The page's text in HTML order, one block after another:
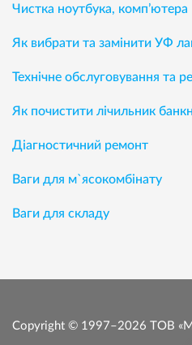
Чистка ноутбука, комп’ютера
Як вибрати та замінити УФ
Технічне обслуговування та
Як почистити лічильник
Діагностичний ремонт
Ваги для м`ясокомбінату
Ваги для складу
Copyright © 1997–2026 ТОВ